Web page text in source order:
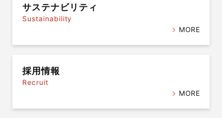
サステナビリティ
Sustainability
MORE
採用情報
Recruit
MORE